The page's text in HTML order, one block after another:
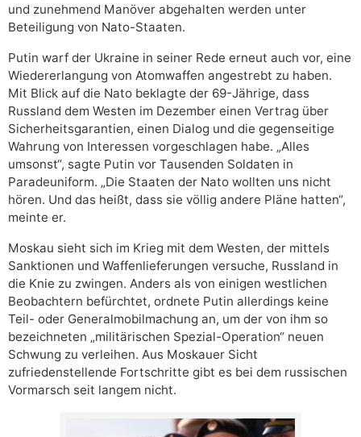
und zunehmend Manöver abgehalten werden unter
Beteiligung von Nato-Staaten.
Putin warf der Ukraine in seiner Rede erneut auch vor, eine
Wiedererlangung von Atomwaffen angestrebt zu haben.
Mit Blick auf die Nato beklagte der 69-Jährige, dass
Russland dem Westen im Dezember einen Vertrag über
Sicherheitsgarantien, einen Dialog und die gegenseitige
Wahrung von Interessen vorgeschlagen habe. „Alles
umsonst“, sagte Putin vor Tausenden Soldaten in
Paradeuniform. „Die Staaten der Nato wollten uns nicht
hören. Und das heißt, dass sie völlig andere Pläne hatten“,
meinte er.
Moskau sieht sich im Krieg mit dem Westen, der mittels
Sanktionen und Waffenlieferungen versuche, Russland in
die Knie zu zwingen. Anders als von einigen westlichen
Beobachtern befürchtet, ordnete Putin allerdings keine
Teil- oder Generalmobilmachung an, um der von ihm so
bezeichneten „militärischen Spezial-Operation“ neuen
Schwung zu verleihen. Aus Moskauer Sicht
zufriedenstellende Fortschritte gibt es bei dem russischen
Vormarsch seit langem nicht.